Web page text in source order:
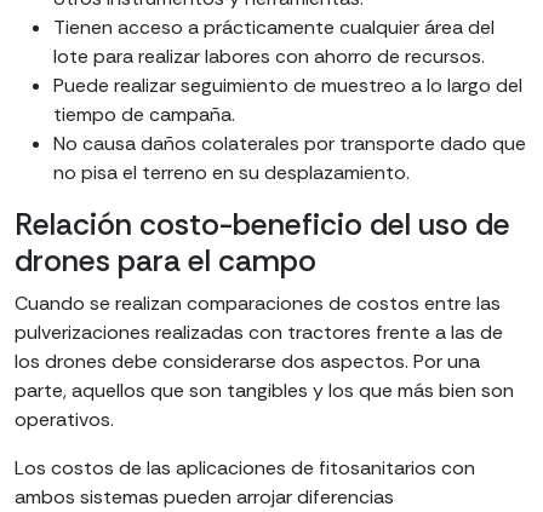
Tienen acceso a prácticamente cualquier área del
lote para realizar labores con ahorro de recursos.
Puede realizar seguimiento de muestreo a lo largo del
tiempo de campaña.
No causa daños colaterales por transporte dado que
no pisa el terreno en su desplazamiento.
Relación costo-beneficio del uso de
drones para el campo
Cuando se realizan comparaciones de costos entre las
pulverizaciones realizadas con tractores frente a las de
los drones debe considerarse dos aspectos. Por una
parte, aquellos que son tangibles y los que más bien son
operativos.
Los costos de las aplicaciones de fitosanitarios con
ambos sistemas pueden arrojar diferencias